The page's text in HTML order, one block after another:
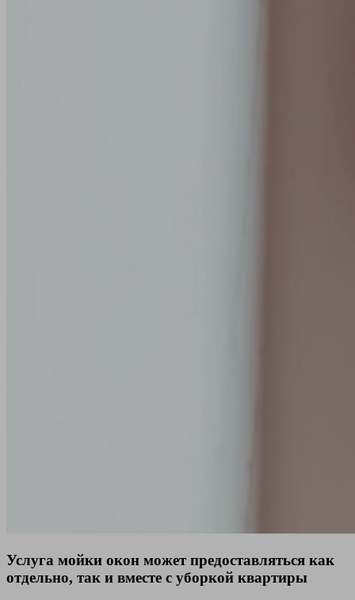
Услуга мойки окон может предоставляться как
отдельно, так и вместе с уборкой квартиры